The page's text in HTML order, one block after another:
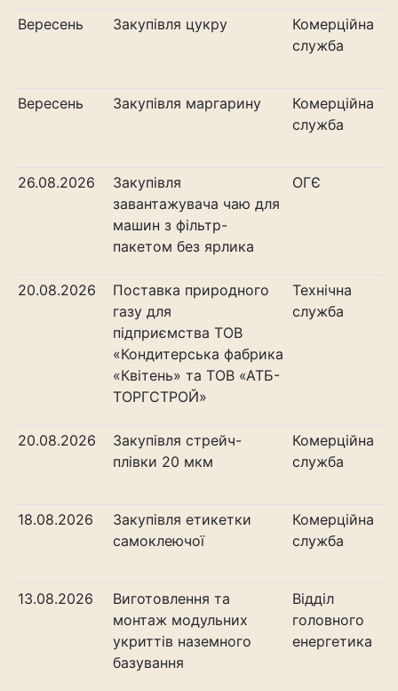
Вересень Закупівля цукру
Комерційна
служба
Вересень Закупівля маргарину
Комерційна
служба
26.08.2026
Закупівля
завантажувача чаю для
машин з фільтр-
пакетом без ярлика
ОГЄ
20.08.2026
Поставка природного
газу для
підприємства ТОВ
«Кондитерська фабрика
«Квітень» та ТОВ «АТБ-
ТОРГСТРОЙ»
Технічна
служба
20.08.2026
Закупівля стрейч-
плівки 20 мкм
Комерційна
служба
18.08.2026
Закупівля етикетки
самоклеючої
Комерційна
служба
13.08.2026
Виготовлення та
монтаж модульних
укриттів наземного
базування
Відділ
головного
енергетика